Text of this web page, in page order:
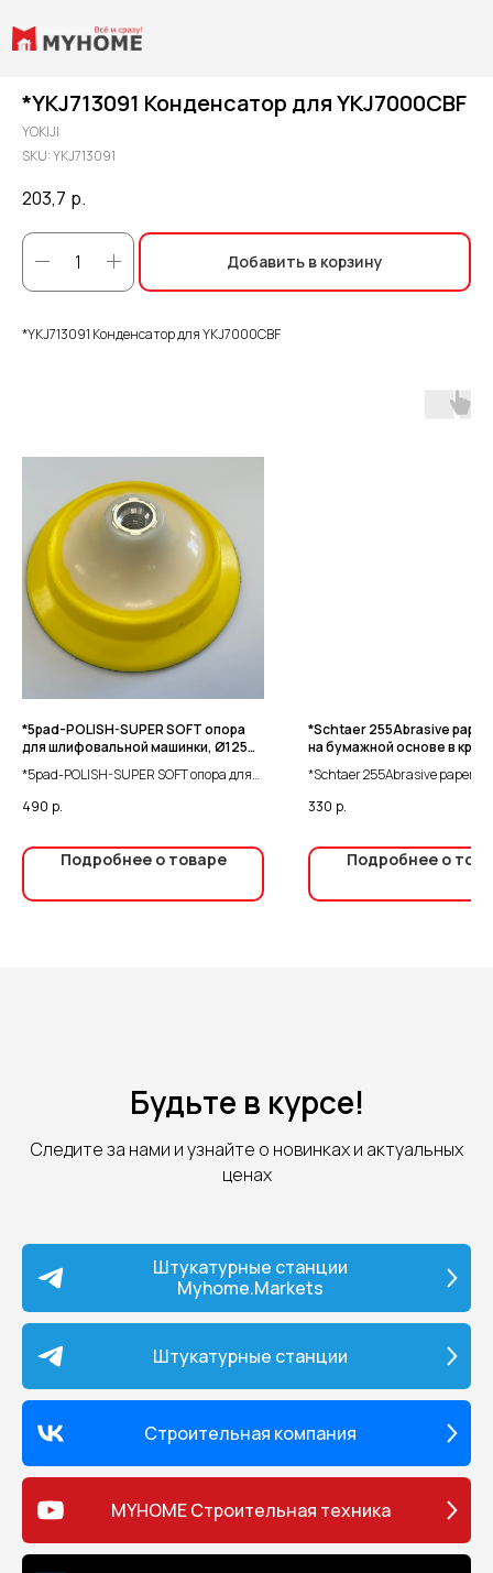
*YKJ713091 Конденсатор для YKJ7000CBF
YOKIJI
SKU:YKJ713091
203,7 р.
Добавить в корзину
*YKJ713091 Конденсатор для YKJ7000CBF
*5pad-POLISH-SUPER SOFT опора
для шлифовальной машинки, Ø125
*5pad-POLISH-SUPER SOFT опора для
VELCRO
490 р.
Подробнее о товаре
*Schtaer 255Abrasive paper
на бумажной основе в
*Schtaer 255Abrasive paper
Р120 (набор 10шт)
330 р.
Подробнее о
Будьте в курсе!
Следите за нами и узнайте о новинках и актуальных
ценах
Штукатурные станции
Myhome.Markets
Штукатурные станции
Строительная компания
MYHOME Строительная техника